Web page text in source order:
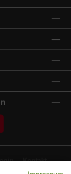
Kontakt
& Dokumente